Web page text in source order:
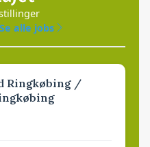
Se alle jobs
Ringkøbing /